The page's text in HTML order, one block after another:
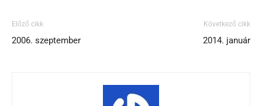
Előző cikk
2006. szeptember
Következő cikk
2014. január